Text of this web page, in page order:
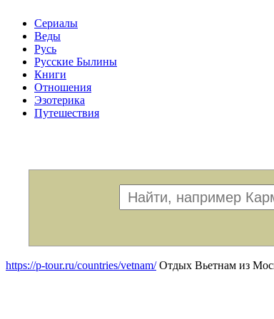
Сериалы
Веды
Русь
Русские Былины
Книги
Отношения
Эзотерика
Путешествия
https://p-tour.ru/countries/vetnam/Отдых Вьетнам из